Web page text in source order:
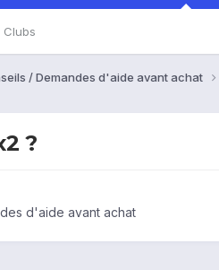
Clubs
/ Demandes d'aide avant achat
?
d'aide avant achat